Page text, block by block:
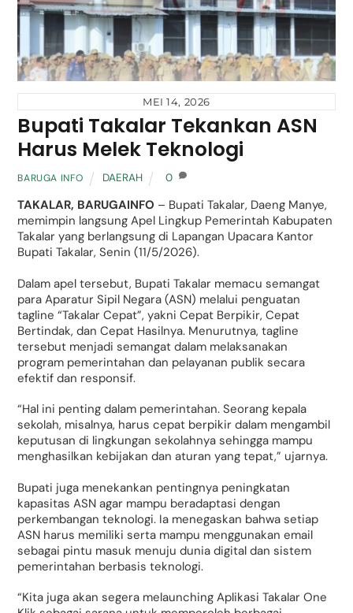
MEI 14, 2026
Bupati Takalar Tekankan ASN
Harus Melek Teknologi
BARUGA INFO DAERAH 0
TAKALAR, BARUGAINFO – Bupati Takalar, Daeng Manye,
memimpin langsung Apel Lingkup Pemerintah Kabupaten
Takalar yang berlangsung di Lapangan Upacara Kantor
Bupati Takalar, Senin (11/5/2026).
Dalam apel tersebut, Bupati Takalar memacu semangat
para Aparatur Sipil Negara (ASN) melalui penguatan
tagline “Takalar Cepat”, yakni Cepat Berpikir, Cepat
Bertindak, dan Cepat Hasilnya. Menurutnya, tagline
tersebut menjadi semangat dalam melaksanakan
program pemerintahan dan pelayanan publik secara
efektif dan responsif.
“Hal ini penting dalam pemerintahan. Seorang kepala
sekolah, misalnya, harus cepat berpikir dalam mengambil
keputusan di lingkungan sekolahnya sehingga mampu
menghasilkan kebijakan dan aturan yang tepat,” ujarnya.
Bupati juga menekankan pentingnya peningkatan
kapasitas ASN agar mampu beradaptasi dengan
perkembangan teknologi. Ia menegaskan bahwa setiap
ASN harus memiliki serta mampu menggunakan email
sebagai pintu masuk menuju dunia digital dan sistem
pemerintahan berbasis teknologi.
“Kita juga akan segera melaunching Aplikasi Takalar One